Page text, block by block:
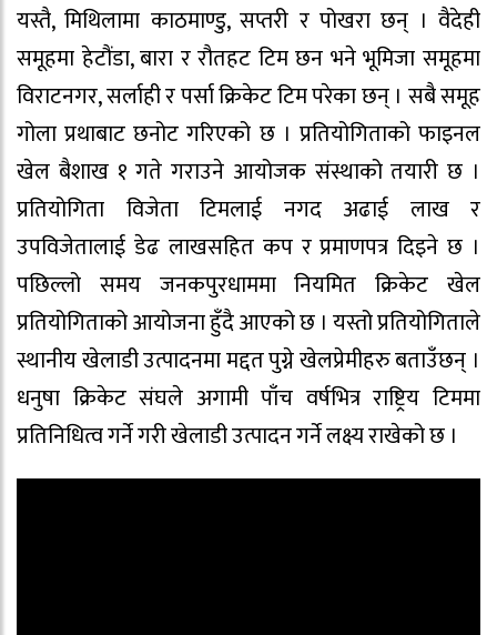
यस्तै, मिथिलामा काठमाण्डु, सप्तरी र पोखरा छन् । वैदेही
समूहमा हेटौंडा, बारा र रौतहट टिम छन भने भूमिजा समूहमा
विराटनगर, सर्लाही र पर्सा क्रिकेट टिम परेका छन् । सबै समूह
गोला प्रथाबाट छनोट गरिएको छ । प्रतियोगिताको फाइनल
खेल बैशाख १ गते गराउने आयोजक संस्थाको तयारी छ ।
प्रतियोगिता विजेता टिमलाई नगद अढाई लाख र
उपविजेतालाई डेढ लाखसहित कप र प्रमाणपत्र दिइने छ ।
पछिल्लो समय जनकपुरधाममा नियमित क्रिकेट खेल
प्रतियोगिताको आयोजना हुँदै आएको छ । यस्तो प्रतियोगिताले
स्थानीय खेलाडी उत्पादनमा मद्दत पुग्ने खेलप्रेमीहरु बताउँछन् ।
धनुषा क्रिकेट संघले अगामी पाँच वर्षभित्र राष्ट्रिय टिममा
प्रतिनिधित्व गर्ने गरी खेलाडी उत्पादन गर्ने लक्ष्य राखेको छ ।